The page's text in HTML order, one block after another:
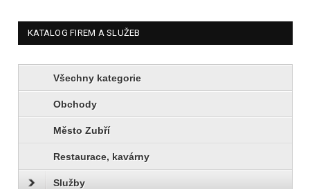
KATALOG FIREM A SLUŽEB
Všechny kategorie
Obchody
Město Zubří
Restaurace, kavárny
Služby